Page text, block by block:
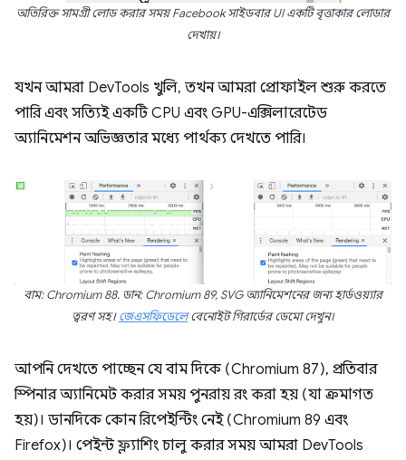
অতিরিক্ত সামগ্রী লোড করার সময় Facebook সাইডবার UI একটি বৃত্তাকার লোডার
দেখায়।
যখন আমরা DevTools খুলি, তখন আমরা প্রোফাইল শুরু করতে
পারি এবং সত্যিই একটি CPU এবং GPU-এক্সিলারেটেড
অ্যানিমেশন অভিজ্ঞতার মধ্যে পার্থক্য দেখতে পারি।
বাম: Chromium 88. ডান: Chromium 89, SVG অ্যানিমেশনের জন্য হার্ডওয়্যার
ত্বরণ সহ।জেএসফিডেলেবেনোইট গিরার্ডের ডেমো দেখুন।
আপনি দেখতে পাচ্ছেন যে বাম দিকে (Chromium 87), প্রতিবার
স্পিনার অ্যানিমেট করার সময় পুনরায় রং করা হয় (যা ক্রমাগত
হয়)। ডানদিকে কোন রিপেইন্টিং নেই (Chromium 89 এবং
Firefox)। পেইন্ট ফ্ল্যাশিং চালু করার সময় আমরা DevTools